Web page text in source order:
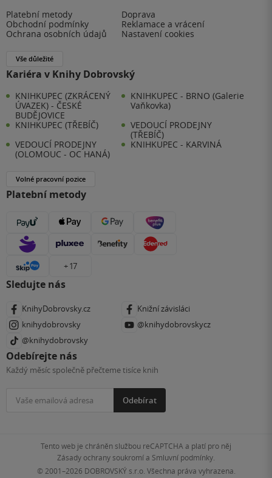
Platební metody
Doprava
Obchodní podmínky
Reklamace a vrácení
Ochrana osobních údajů
Nastavení cookies
Vše důležité
Kariéra v Knihy Dobrovský
KNIHKUPEC (ZKRÁCENÝ
ÚVAZEK) - ČESKÉ
BUDĚJOVICE
KNIHKUPEC - BRNO (Galerie
Vaňkovka)
KNIHKUPEC (TŘEBÍČ)
VEDOUCÍ PRODEJNY
(TŘEBÍČ)
VEDOUCÍ PRODEJNY
(OLOMOUC - OC HANÁ)
KNIHKUPEC - KARVINÁ
Volné pracovní pozice
Platební metody
+ 17
Sledujte nás
KnihyDobrovsky.cz
Knižní závisláci
knihydobrovsky
@knihydobrovskycz
@knihydobrovsky
Odebírejte nás
Každý měsíc společně přečteme tisíce knih
Odebírat
Tento web je chráněn službou reCAPTCHA a platí pro něj
Zásady ochrany soukromía Smluvní podmínky
© 2001–2026 DOBROVSKÝ s.r.o. Všechna práva vyhrazena.